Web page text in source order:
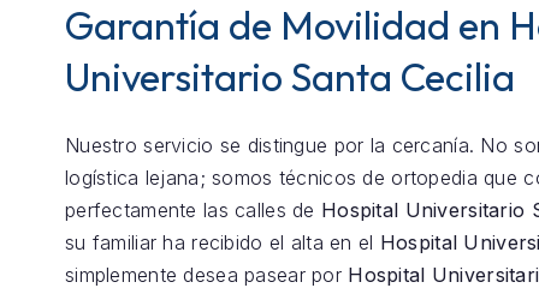
Garantía de Movilidad en
Universitario Santa Cecilia
Nuestro servicio se distingue por la cercanía. No
logística lejana; somos técnicos de ortopedia que
perfectamente las calles de Hospital Universitario
su familiar ha recibido el alta en el Hospital
simplemente desea pasear por Hospital